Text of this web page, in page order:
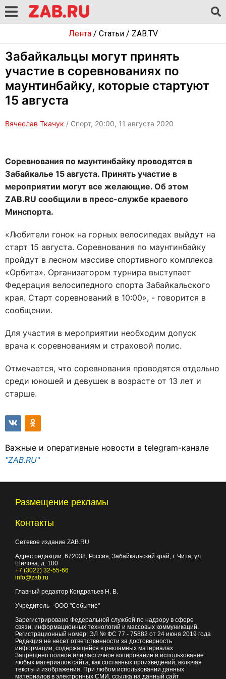
Лента/ Статьи/ ZAB.TV
Забайкальцы могут принять
участие в соревнованиях по
маунтинбайку, которые стартуют
15 августа
Вячеслав Ткачук / Спорт, 20:00, 11 августа 2020
Соревнования по маунтинбайку проводятся в
Забайкалье 15 августа. Принять участие в
мероприятии могут все желающие. Об этом
ZAB.RU сообщили в пресс-службе краевого
Минспорта.
«Любители гонок на горных велосипедах выйдут на
старт 15 августа. Соревнования по маунтинбайку
пройдут в лесном массиве спортивного комплекса
«Орбита». Организатором турнира выступает
Федерация велосипедного спорта Забайкальского
края. Старт соревнований в 10:00», - говорится в
сообщении.
Для участия в мероприятии необходим допуск
врача к соревнованиям и страховой полис.
Отмечается, что соревнования проводятся отдельно
среди юношей и девушек в возрасте от 13 лет и
старше.
Важные и оперативные новости в telegram-канале
"ZAB.RU"
Размещение рекламы
Контакты
Сетевое издание ZAB.RU
Адрес редакции: 672038, Россия, Забайкальский край, г. Чита, ул.
Шилова, д. 100
+7 (3022) 32-55-66
info@zab.ru
Главный редактор Кондратьев Н. В.
Учредитель - ООО "Событие"
Зарегистрировано Федеральной службой по надзору в сфере
связи, информационных технологий и массовых коммуникаций.
Регистрационный номер: ЭЛ № ФС 77 - 75882 от 24 июня 2019 года
Редакция не несет ответственности за достоверность
информации, содержащейся в рекламных материалах
Запрещено полное или частичное копирование и использование
любых материалов сайта, как составных произведений, включая
тексты и изображения. При любом использовании данных
материалов в электронных СМИ, ссылка на данный сайт